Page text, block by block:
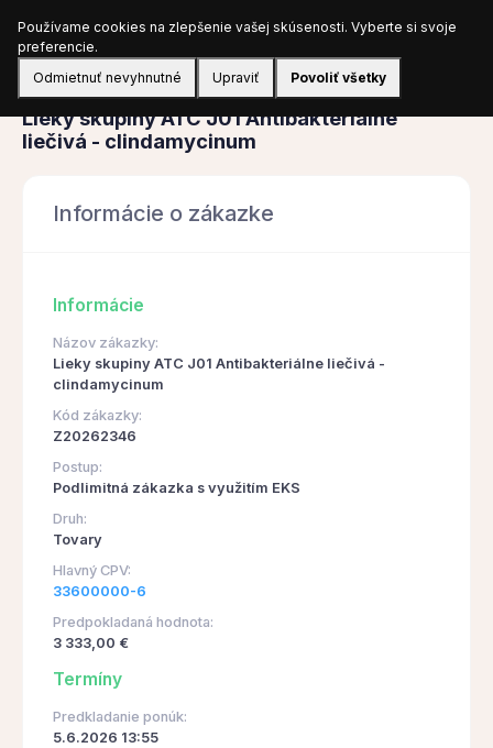
Prihlásiť sa
Obstarávanie
Lieky skupiny ATC J01 Antibakteriálne
liečivá - clindamycinum
Informácie o zákazke
Informácie
Názov zákazky:
Lieky skupiny ATC J01 Antibakteriálne liečivá -
clindamycinum
Kód zákazky:
Z20262346
Postup:
Podlimitná zákazka s využitím EKS
Druh:
Tovary
Hlavný CPV:
33600000-6
Predpokladaná hodnota:
3 333,00 €
Termíny
Predkladanie ponúk:
5.6.2026 13:55
Používame cookies na zlepšenie vašej skúsenosti. Vyberte si svoje
preferencie.
Odmietnuť nevyhnutné
Upraviť Povoliť všetky